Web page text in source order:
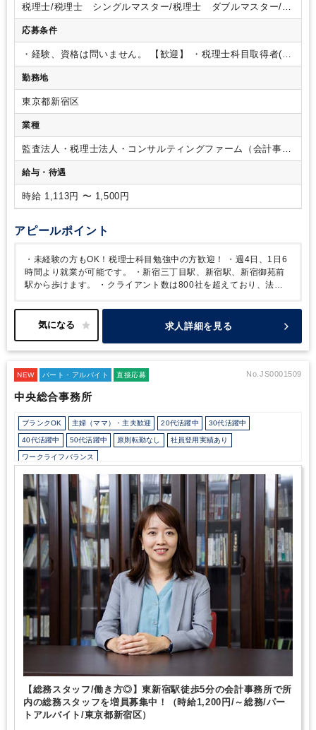
で、希望があれば申告書作成補助なども経験していただくこと
が可能です
税理士/税理士 シングルマスター/税理士 ダブルマスター/税
理士試験 １科目合格/税理士試験 ２科目合格/税理士試験
３科目合格/税理士試験 ４科目合格/USCPA/USCPA 科目合
応募条件
・経験、資格は問いません。 【歓迎】
・税理士科目取得者(1
科目以上)・日商簿記1級・日商簿記2級
勤務地
東京都新宿区
業種
監査法人・税理士法人・コンサルティングファーム（会計事務
所）
給与・待遇
時給 1,113円 〜 1,500円
アピールポイント
・未経験の方もOK！税理士科目勉強中の方歓迎！
・週4日、1日6
時間より就業が可能です。
・新宿三丁目駅、新宿駅、新宿御苑前
駅から歩けます。
・クライアント数は800社を超えており、法
求人詳細を見る
NEW パート・アルバイト 直接応募 No.JS0001509
中央総合事務所
ブランクOK 主婦（ママ）・主夫歓迎 20代活躍中 30代活躍中
40代活躍中 50代活躍中 原則転勤なし 社員登用実績あり
ワークライフバランス
会計士/税理士試験受験生歓迎（仕事をしながら勉強できます） 週数日OK
週数日OK（曜日固定） 週数日OK（出勤日数相談可能） 週3日からOK
週4日勤務 週5日勤務 朝遅め 10時以降出社OK フルタイム
駅から徒歩5分以内 オフィスカジュアルOK
少人数の職場（所属部門の人数3人以下） ルーティンワークがメイン
土日祝休み 完全週休2日制 EXCELのスキルが活かせる freee
【総務スタッフ/働き方◎】東新宿駅徒歩5分の会計事務所で所
内の総務スタッフを増員募集中！（時給1,200円/～総務/パー
トアルバイト/東京都新宿区）